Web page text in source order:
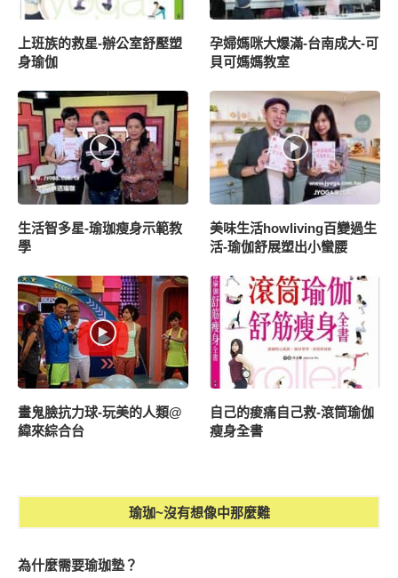
上班族的救星-辦公室舒壓塑
身瑜伽
孕婦媽咪大爆滿-台南成大-可
貝可媽媽教室
生活智多星-瑜珈瘦身示範教
學
美味生活howliving百變過生
活-瑜伽舒展塑出小蠻腰
畫鬼臉抗力球-玩美的人類@
緯來綜合台
自己的痠痛自己救-滾筒瑜伽
瘦身全書
瑜珈~沒有想像中那麼難
為什麼需要瑜珈墊？